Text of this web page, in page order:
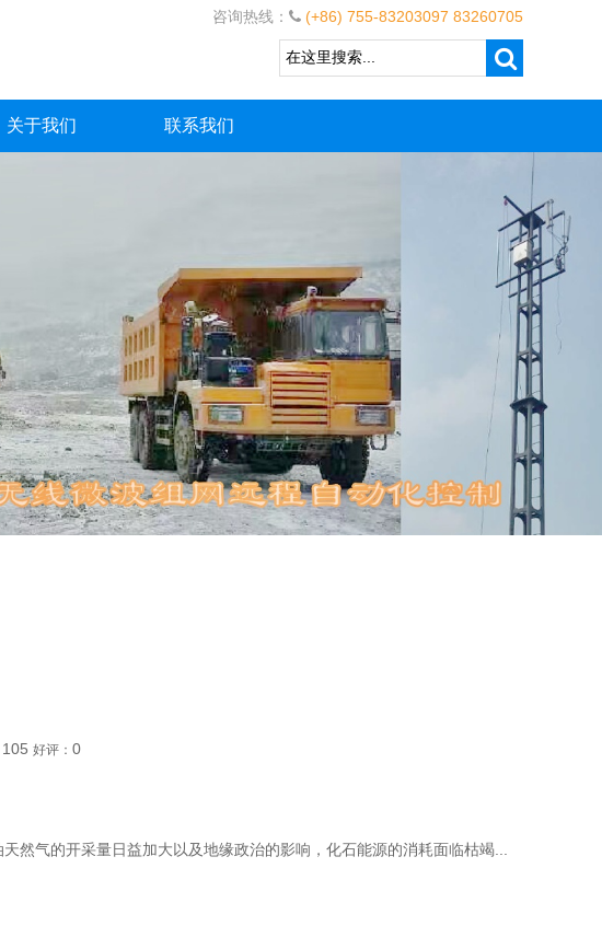
咨询热线： (+86) 755-83203097 83260705
关于我们 联系我们
105 好评： 0
气的开采量日益加大以及地缘政治的影响，化石能源的消耗面临枯竭...